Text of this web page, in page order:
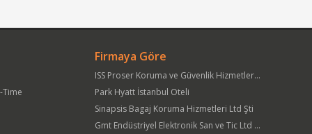
Time
Firmaya Göre
ISS Proser Koruma ve Güvenlik Hizmetleri A.Ş.
Park Hyatt İstanbul Oteli
Sinapsis Bagaj Koruma Hizmetleri Ltd Şti
Gmt Endüstriyel Elektronik San ve Tic Ltd Şti